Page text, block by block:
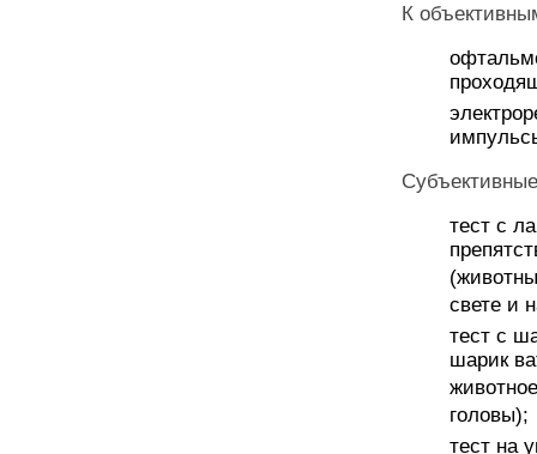
К
тест с
свете и
тест с
шарик
головы);
тест на